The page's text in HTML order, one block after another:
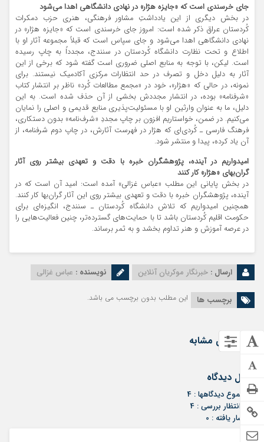
جای خرسندی است که «جایزه‌ هژار» در نهادی دانشگاهی اهدا می‌شود
در بخش دیگری از این یادداشتِ مشاور فرهنگی، هنری حزب دمکرات
کُردستان عراق ذکر شده است: امروز جای خرسندی است که «جایزه‌ هژار» در
نهادی دانشگاهی اهدا می‌شود و جای سپاس است که قبلاً مجموعه ‌آثار او با
‌اطلاع و تحت نظارت دانشگاه کُردستان در سنندج، مجدداً به چاپ رسیده
است. لیکن، با توجه به منابع اصلی ضروری است گفته شود که برخی از این
آثار به دلیل دخل و تصرف در حد انتظارات مرکزی آکادمیک نیستند. برای
نمونه، در حالی که «هژار»، خود در «مجمع مطالعات کُرد» ناظر بر انتشار کتاب
«شرفنامه» بوده، در انتشار مجددش بخشی از آن حذف شده است. به این
دلیل، ما به عنوان وارثین او با مسئولیت‌پذیری منابع قدیمی و اصلی را نمایان
می‌کنیم. در ضمن، خواستاریم افزون بر چاپ مجددِ «شرف‌نامه» بدون دستکاری،
فرهنگ فارسی ـ کُردی‌ای که هژار در فهرست آثارش، در چاپ دوم شرفنامه، از
آن یاد کرده، پیدا و منتشر شود.
امیدواریم در آینده، پژوهشگران خبره با دقت و تعهدی بیشتر روی آثار
گران‌بهای «هژار» کار کنند
در بخش پایانی این مطلب «عباس غزالی» آمده است: امید آن است که در
آینده، پژوهشگران خبره با دقت و تعهدی بیشتر روی این آثار گران‌بها کار کنند.
همچنین امیدواریم که تلاش دانشگاه کُردستان ـ سنندج، انگیزه‌ای برای
حکومت اقلیم کُردستان باشد تا با حمایت‌های گسترده‌تر، چنین فعالیت‌هایی را
در عرصه‌ آموزش و هنر تداوم بخشد و به‌ ثمر برساند.
ارسال : خبرنگار موکریان آنلاین نویسنده : عباس غزالی
برچسب ها این مطلب بدون برچسب می باشد.
نوشته‌های مشابه
ارسال دیدگاه
مجموع دیدگاهها : 4
در انتظار بررسی : 4
انتشار یافته : 0